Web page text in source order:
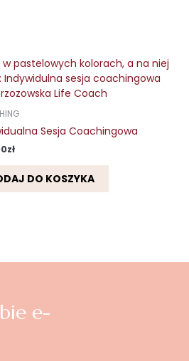
Sesja Coachingowa
zł
DO KOSZYKA
e-